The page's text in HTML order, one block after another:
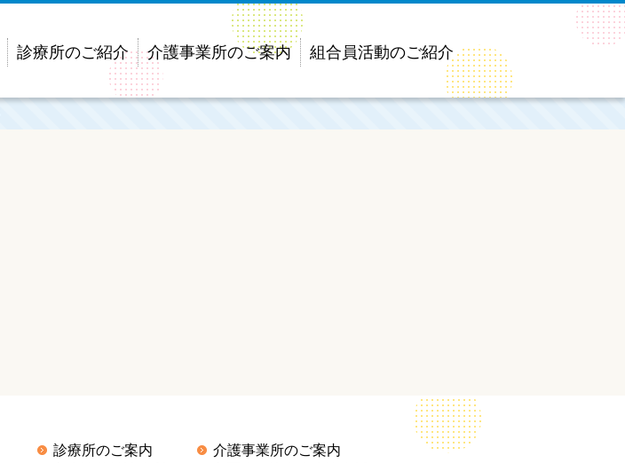
診療所のご紹介 介護事業所のご案内 組合員活動のご紹介
診療所のご案内
介護事業所のご案内